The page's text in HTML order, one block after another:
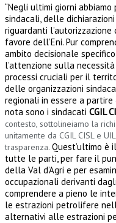
“Negli ultimi giorni
sindacali, delle
riguardanti
favore dell’Eni. Pur
ambito decisionale
l’attenzione sulla
processi cruciali per il
delle organizzazioni
regionali in essere a partire
nota sono i sindacati CGIL
contesto, sottolineiamo la
unitamente da CGIL CISL e
trasparenza. Quest’ultimo è
tutte le parti, per fare il
della Val d’Agri e per
occupazionali derivanti
comprendere a pieno le
le estrazioni petrolifere
alternativi alle estrazioni